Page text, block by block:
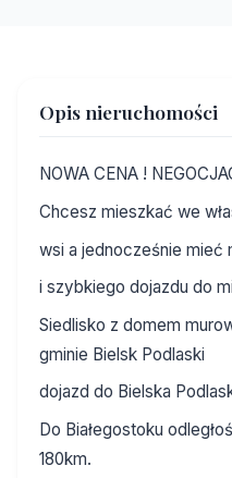
Opis nieruchomości
NOWA CENA !
Chcesz mieszkać we
wsi a jednocześnie
i szybkiego dojazdu do
Siedlisko z domem
gminie Bielsk Podlaski
dojazd do Bielska
Do Białegostoku
180km.